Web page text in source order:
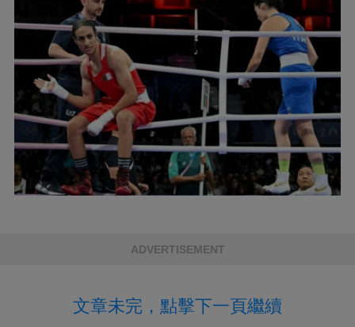
ADVERTISEMENT
文章未完，點擊下一頁繼續